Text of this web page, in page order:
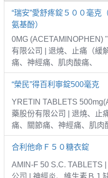
“瑞安”愛舒疼錠５００毫克
氨基酚）
0MG (ACETAMINOPHEN)
有限公司 | 退燒、止痛（緩
痛、神經痛、肌肉酸痛、
“榮民”得百利寧錠500毫克
YRETIN TABLETS
藥股份有限公司 | 退燒、止
痛、關節痛、神經痛、肌肉
合利他命Ｆ５０糖衣錠
AMIN-F 50 S.C. TABLETS
公司 | 神經炎、維生素Ｂ１